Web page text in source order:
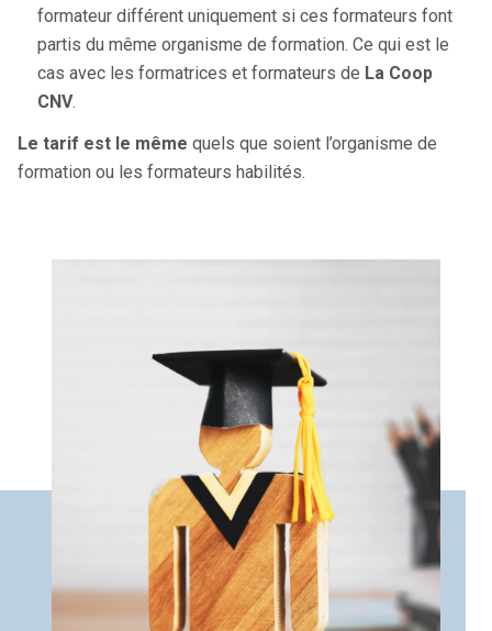
formateur différent uniquement si ces formateurs font
partis du même organisme de formation. Ce qui est le
cas avec les formatrices et formateurs de La Coop
CNV.
Le tarif est le même quels que soient l’organisme de
formation ou les formateurs habilités.